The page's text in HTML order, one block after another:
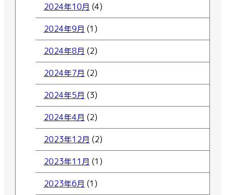
2024年10月 (4)
2024年9月 (1)
2024年8月 (2)
2024年7月 (2)
2024年5月 (3)
2024年4月 (2)
2023年12月 (2)
2023年11月 (1)
2023年6月 (1)